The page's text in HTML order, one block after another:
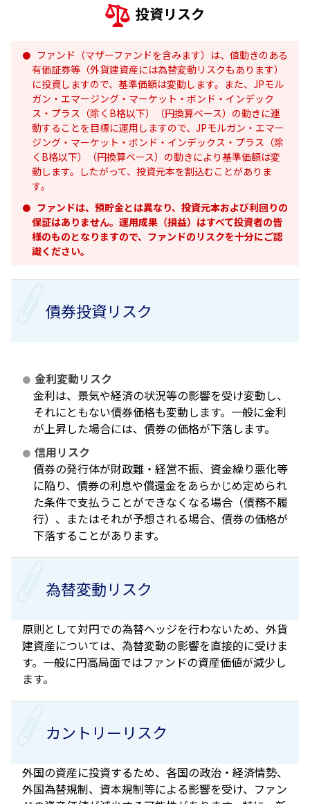
投資リスク
ファンド（マザーファンドを含みます）は、値動きのある
有価証券等（外貨建資産には為替変動リスクもあります）
に投資しますので、基準価額は変動します。また、JPモル
ガン・エマージング・マーケット・ボンド・インデック
ス・プラス（除くB格以下）（円換算ベース）の動きに連
動することを目標に運用しますので、JPモルガン・エマー
ジング・マーケット・ボンド・インデックス・プラス（除
くB格以下）（円換算ベース）の動きにより基準価額は変
動します。したがって、投資元本を割込むことがありま
す。
ファンドは、預貯金とは異なり、投資元本および利回りの
保証はありません。運用成果（損益）はすべて投資者の皆
様のものとなりますので、ファンドのリスクを十分にご認
識ください。
債券投資リスク
金利変動リスク
金利は、景気や経済の状況等の影響を受け変動し、
それにともない債券価格も変動します。一般に金利
が上昇した場合には、債券の価格が下落します。
信用リスク
債券の発行体が財政難・経営不振、資金繰り悪化等
に陥り、債券の利息や償還金をあらかじめ定められ
た条件で支払うことができなくなる場合（債務不履
行）、またはそれが予想される場合、債券の価格が
下落することがあります。
為替変動リスク
原則として対円での為替ヘッジを行わないため、外貨
建資産については、為替変動の影響を直接的に受けま
す。一般に円高局面ではファンドの資産価値が減少し
ます。
カントリーリスク
外国の資産に投資するため、各国の政治・経済情勢、
外国為替規制、資本規制等による影響を受け、ファン